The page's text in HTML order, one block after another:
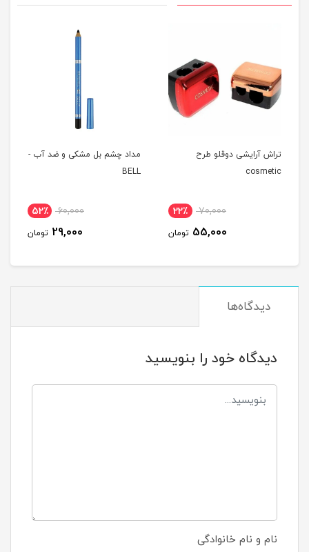
تراش آرایشی دوقلو طرح
cosmetic
70,000 22٪
55,000 تومان
مداد چشم بل مشکی و ضد آب -
BELL
60,000 52٪
29,000 تومان
دیدگاه‌ها
دیدگاه خود را بنویسید
نام و نام خانوادگی